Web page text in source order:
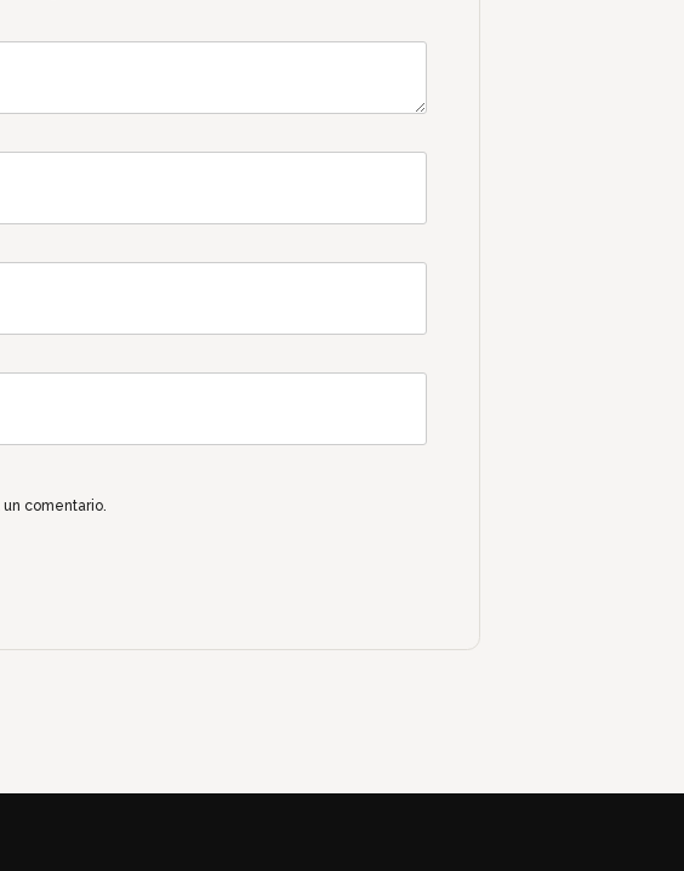
comentario.